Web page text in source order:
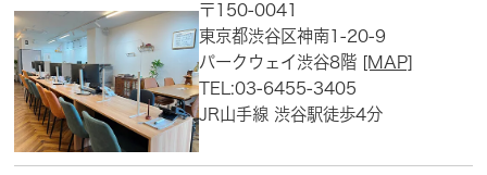
〒150-0041
東京都渋谷区神南1-20-9
パークウェイ渋谷8階 [MAP]
TEL:03-6455-3405
JR山手線 渋谷駅徒歩4分